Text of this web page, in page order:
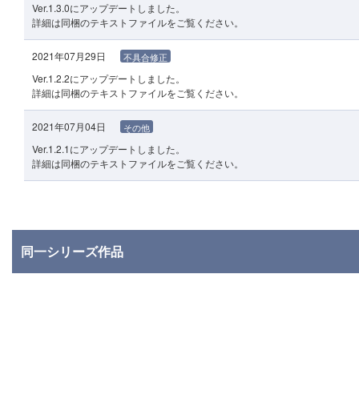
Ver.1.3.0にアップデートしました。
詳細は同梱のテキストファイルをご覧ください。
2021年07月29日 不具合修正
Ver.1.2.2にアップデートしました。
詳細は同梱のテキストファイルをご覧ください。
2021年07月04日 その他
Ver.1.2.1にアップデートしました。
詳細は同梱のテキストファイルをご覧ください。
同一シリーズ作品